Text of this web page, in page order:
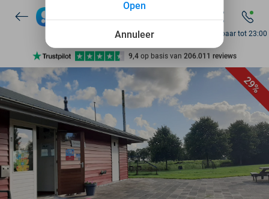
7 dagen per week beschikbaar
10+ miljoen leden
9,4 op basis van 206.011 reviews
Ontdek 15.000+ deals
7 dagen per week beschikbaar
10+ miljoen leden
Bereikbaar tot 23:00
29%
Annuleer
Open